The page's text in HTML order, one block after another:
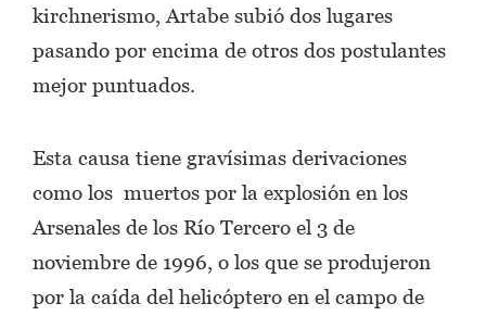
kirchnerismo, Artabe subió dos lugares
pasando por encima de otros dos postulantes
mejor puntuados.
Esta causa tiene gravísimas derivaciones
como los muertos por la explosión en los
Arsenales de los Río Tercero el 3 de
noviembre de 1996, o los que se produjeron
por la caída del helicóptero en el campo de